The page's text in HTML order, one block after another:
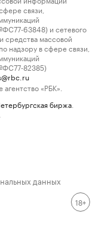
связи,
63848) и сетевого
средства массовой
надзору в сфере связи,
82385)
«РБК».
биржа
данных
18+